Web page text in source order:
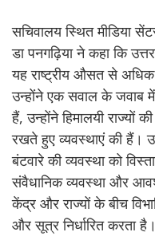
सचिवालय स्थित मीडिया
डा पनगढ़िया ने कहा कि
यह राष्ट्रीय औसत से
उन्होंने एक सवाल के
हैं, उन्होंने हिमालयी राज्यों
रखते हुए व्यवस्थाएं की हैं।
बंटवारे की व्यवस्था को
संवैधानिक व्यवस्था और
केंद्र और राज्यों के बीच
और सूत्र निर्धारित करता है।